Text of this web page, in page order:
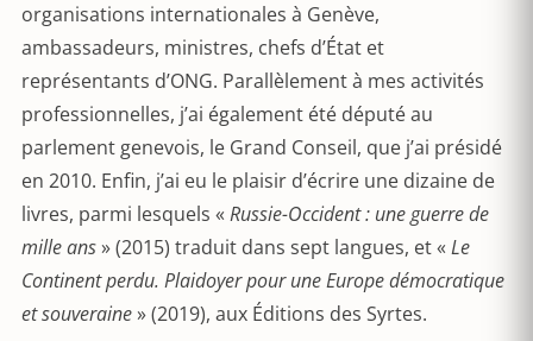
organisations internationales à Genève,
ambassadeurs, ministres, chefs d’État et
représentants d’ONG. Parallèlement à mes activités
professionnelles, j’ai également été député au
parlement genevois, le Grand Conseil, que j’ai présidé
en 2010. Enfin, j’ai eu le plaisir d’écrire une dizaine de
livres, parmi lesquels « Russie-Occident : une guerre de
mille ans» (2015) traduit dans sept langues, et « Le
Continent perdu. Plaidoyer pour une Europe démocratique
et souveraine» (2019), aux Éditions des Syrtes.